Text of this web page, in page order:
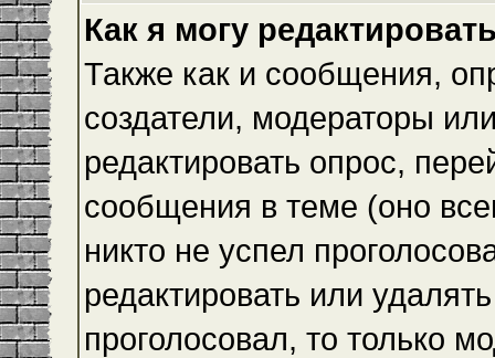
Как я могу
Также как и сообщения,
создатели, модераторы
редактировать опрос,
сообщения в теме (оно
никто не успел
редактировать или
проголосовал, то только